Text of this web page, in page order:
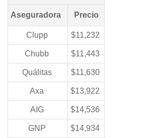
Aseguradora Precio
Clupp $11,232
Chubb $11,443
Quálitas $11,630
Axa $13,922
AIG $14,536
GNP $14,934